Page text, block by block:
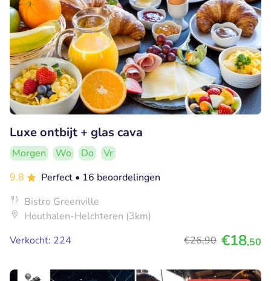
Luxe ontbijt + glas cava
Morgen Wo Do
Vr
9.8
Perfect • 16 beoordelingen
Bistro Greenville
Houthalen-Helchteren (3km)
Verkocht: 224
€26,90 €18,50